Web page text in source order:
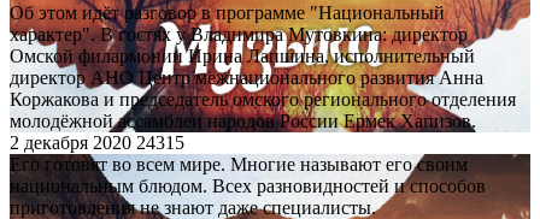
Об этом идёт разговор в программе "Национальный
характер". В гостях у Владимира Мутовкина: директор
Омской филармонии Ирина Лапшина, исполнительный
директор АНО Центр межнационального развития Анна
Коржакова и председатель омского регионального отделения
молодёжной ассамблеи народов России Ермек Хапизов.
2 декабря 2020 24315
Его готовят во всем мире. Многие называют его своим
национальным блюдом. Всех разновидностей и способов
приготовления не знают даже специалисты.